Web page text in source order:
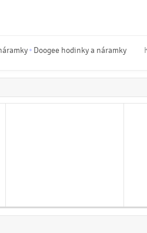
Doogee hodinky a náramky